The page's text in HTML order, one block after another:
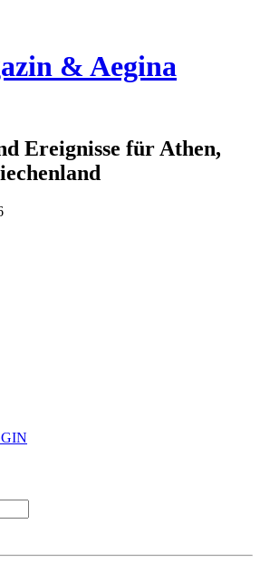
& Aegina
Ereignisse für Athen,